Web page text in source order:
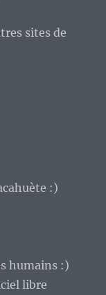
sites de
:)
humains :)
libre